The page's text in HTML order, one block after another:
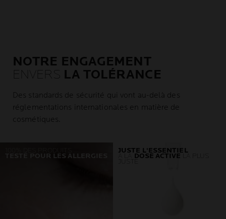
NOTRE ENGAGEMENT
ENVERS LA TOLÉRANCE
Des standards de sécurité qui vont au-delà des
réglementations internationales en matière de
cosmétiques.
TESTÉ POUR LES ALLERGIES
JUSTE L'ESSENTIEL
DOSE ACTIVE